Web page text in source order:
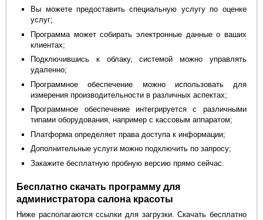
Вы можете предоставить специальную услугу по оценке
услуг;
Программа может собирать электронные данные о ваших
клиентах;
Подключившись к облаку, системой можно управлять
удаленно;
Программное обеспечение можно использовать для
измерения производительности в различных аспектах;
Программное обеспечение интегрируется с различными
типами оборудования, например с кассовым аппаратом;
Платформа определяет права доступа к информации;
Дополнительные услуги можно подключить по запросу;
Закажите бесплатную пробную версию прямо сейчас.
Бесплатно скачать программу для
администратора салона красоты
Ниже располагаются ссылки для загрузки. Скачать бесплатно